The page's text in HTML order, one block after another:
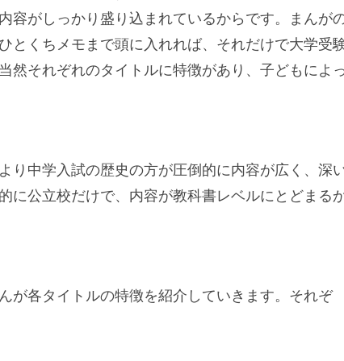
容がしっかり盛り込まれているからです。まんが
とくちメモまで頭に入れれば、それだけで大学受
然それぞれのタイトルに特徴があり、子どもによ
り中学入試の歴史の方が圧倒的に内容が広く、深
に公立校だけで、内容が教科書レベルにとどまる
が各タイトルの特徴を紹介していきます。それぞ